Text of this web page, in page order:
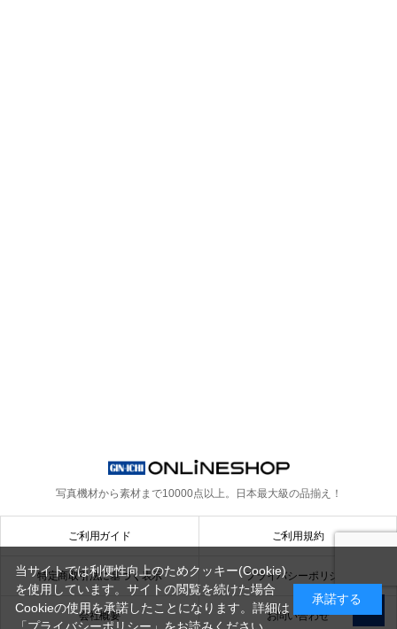
写真機材から素材まで10000点以上。 日本最大級の品揃え！
ご利用ガイド ご利用規約
特定商取引法に基づく表示 プライバシーポリシー
会社概要 お問い合わせ
当サイトでは利便性向上のためクッキー(Cookie)
を使用しています。サイトの閲覧を続けた場合
Cookieの使用を承諾したことになります。詳細は
承諾する